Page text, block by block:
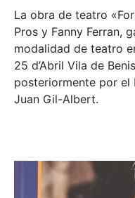
La obra de teatro «
Pros y Fanny Ferran,
modalidad de teatro
25 d’Abril Vila de
posteriormente por el
Juan Gil-Albert.